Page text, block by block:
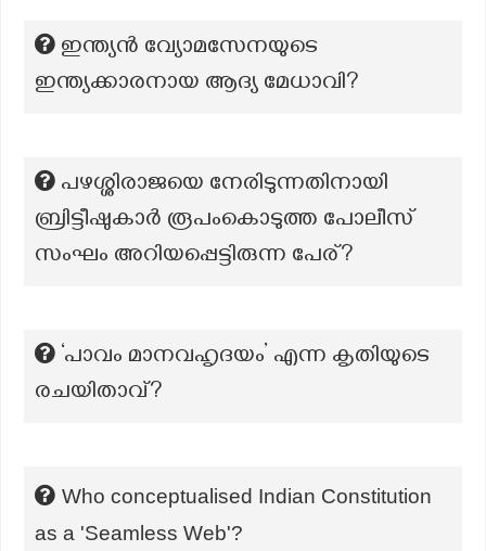
ഇന്ത്യൻ വ്യോമസേനയുടെ
ഇന്ത്യക്കാരനായ ആദ്യ മേധാവി?
പഴശ്ശിരാജയെ നേരിടുന്നതിനായി
ബ്രിട്ടീഷുകാർ രൂപംകൊടുത്ത പോലീസ്
സംഘം അറിയപ്പെട്ടിരുന്ന പേര്?
‘പാവം മാനവഹൃദയം’ എന്ന കൃതിയുടെ
രചയിതാവ്?
Who conceptualised Indian Constitution
as a 'Seamless Web'?